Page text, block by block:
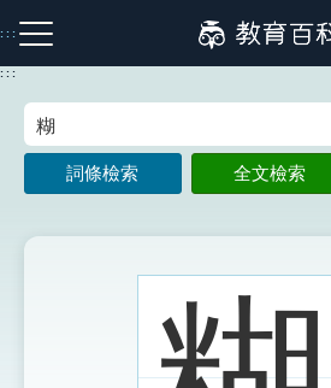
到
主
:::
注音索引圖示 筆畫索引圖示
:::
詞條檢索 全文檢索